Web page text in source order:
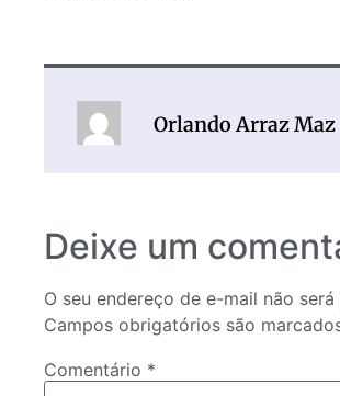
Orlando Arraz Maz
Deixe um
O seu endereço de e-mail não
Campos obrigatórios são
Comentário *